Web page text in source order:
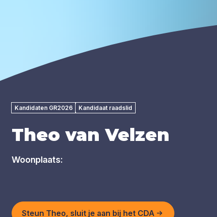
Kandidaten GR2026 Kandidaat raadslid
Theo van Velzen
Woonplaats:
Steun Theo, sluit je aan bij het CDA